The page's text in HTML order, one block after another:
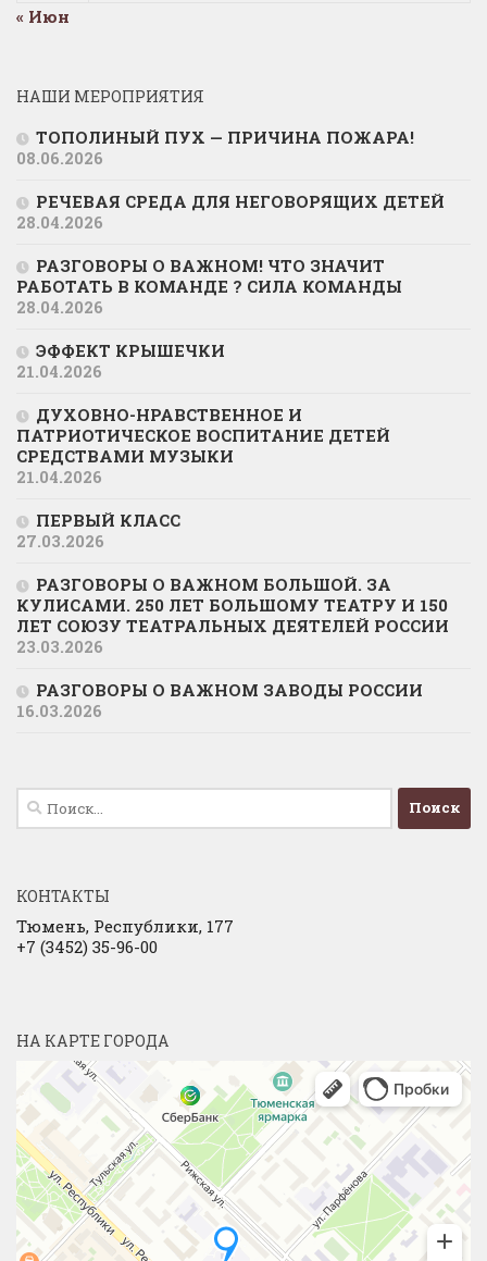
« Июн
НАШИ МЕРОПРИЯТИЯ
ТОПОЛИНЫЙ ПУХ — ПРИЧИНА ПОЖАРА!
08.06.2026
РЕЧЕВАЯ СРЕДА ДЛЯ НЕГОВОРЯЩИХ ДЕТЕЙ
28.04.2026
РАЗГОВОРЫ О ВАЖНОМ! ЧТО ЗНАЧИТ
РАБОТАТЬ В КОМАНДЕ ? СИЛА КОМАНДЫ
28.04.2026
ЭФФЕКТ КРЫШЕЧКИ
21.04.2026
ДУХОВНО-НРАВСТВЕННОЕ И
ПАТРИОТИЧЕСКОЕ ВОСПИТАНИЕ ДЕТЕЙ
СРЕДСТВАМИ МУЗЫКИ
21.04.2026
ПЕРВЫЙ КЛАСС
27.03.2026
РАЗГОВОРЫ О ВАЖНОМ БОЛЬШОЙ. ЗА
КУЛИСАМИ. 250 ЛЕТ БОЛЬШОМУ ТЕАТРУ И 150
ЛЕТ СОЮЗУ ТЕАТРАЛЬНЫХ ДЕЯТЕЛЕЙ РОССИИ
23.03.2026
РАЗГОВОРЫ О ВАЖНОМ ЗАВОДЫ РОССИИ
16.03.2026
Найти:
КОНТАКТЫ
Тюмень, Республики, 177
+7 (3452) 35-96-00
НА КАРТЕ ГОРОДА